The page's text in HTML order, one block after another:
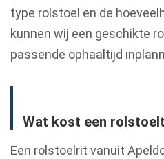
type rolstoel en de
kunnen wij een geschikte
passende ophaaltijd
Wat kost een
Een rolstoelrit vanuit